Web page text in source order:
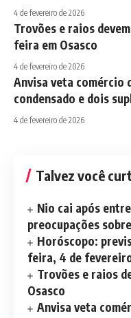
4 de fevereiro de 2026
Trovões e raios
feira em Osasco
4 de fevereiro de 2026
Anvisa veta comércio
condensado e dois
4 de fevereiro de 2026
Talvez você
Nio cai após
preocupações
Horóscopo:
feira, 4 de
Trovões e raios
Osasco
Anvisa veta